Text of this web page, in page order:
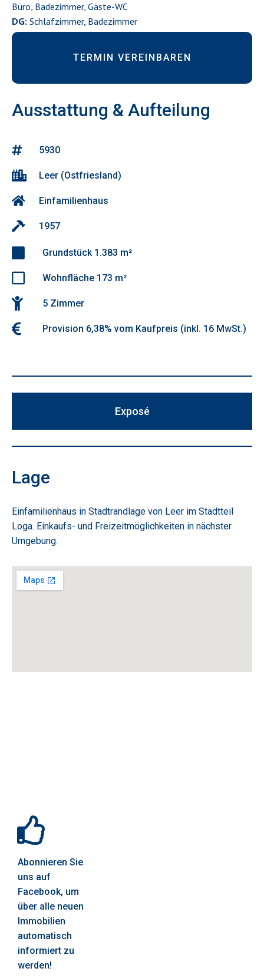
Büro, Badezimmer, Gäste-WC
DG: Schlafzimmer, Badezimmer
TERMIN VEREINBAREN
Ausstattung & Aufteilung
5930
Leer (Ostfriesland)
Einfamilienhaus
1957
Grundstück 1.383 m²
Wohnfläche 173 m²
5 Zimmer
Provision 6,38% vom Kaufpreis (inkl. 16 MwSt.)
Exposé
Lage
Einfamilienhaus in Stadtrandlage von Leer im Stadtteil
Loga. Einkaufs- und Freizeitmöglichkeiten in nächster
Umgebung.
Abonnieren Sie
uns auf
Facebook, um
über alle neuen
Immobilien
automatisch
informiert zu
werden!